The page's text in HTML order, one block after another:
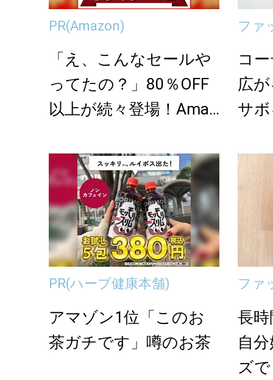
PR(Amazon)
「え、こんなセールや
ってたの？」80％OFF
以上が続々登場！Amaz
ファ
コ
広
サ
PR(ハーブ健康本舗)
アマゾン1位「このお
茶ガチです」噂のお茶
ファ
長
自
ズ